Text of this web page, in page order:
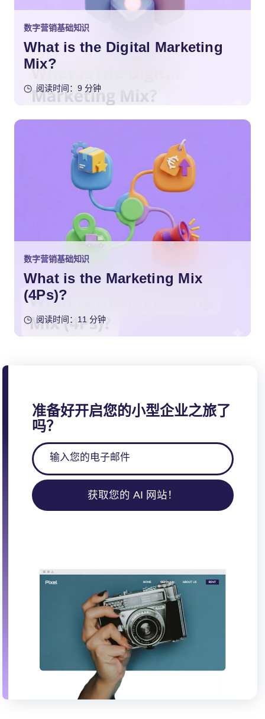
数字营销基础知识
What is the Digital Marketing
Mix?
阅读时间：9 分钟
数字营销基础知识
What is the Marketing Mix
(4Ps)?
阅读时间：11 分钟
准备好开启您的小型企业之旅了
吗？
获取您的 AI 网站！